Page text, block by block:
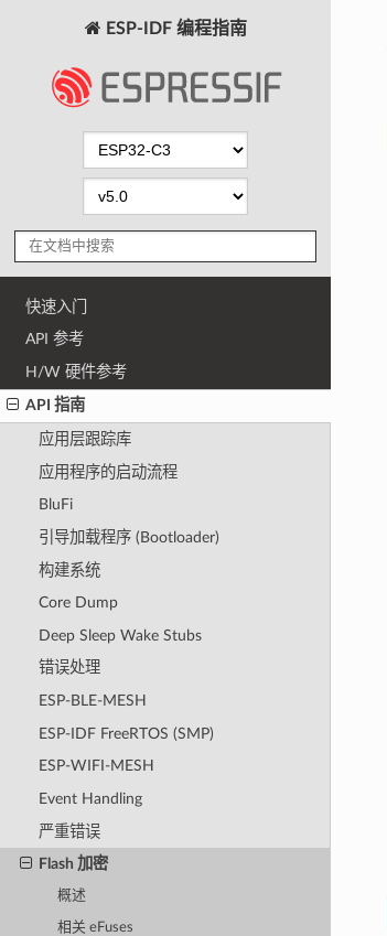
ESP-IDF 编程指南
快速入门
API 参考
H/W 硬件参考
API 指南
应用层跟踪库
应用程序的启动流程
BluFi
引导加载程序 (Bootloader)
构建系统
Core Dump
Deep Sleep Wake Stubs
错误处理
ESP-BLE-MESH
ESP-IDF FreeRTOS (SMP)
ESP-WIFI-MESH
Event Handling
严重错误
Flash 加密
概述
相关 eFuses